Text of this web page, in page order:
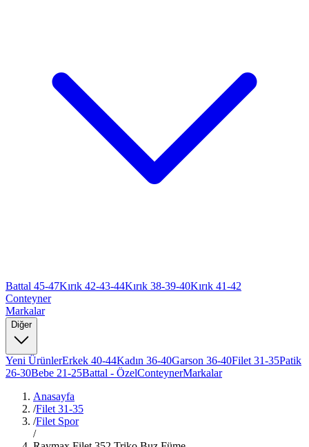
Battal 45-47Kırık 42-43-44Kırık 38-39-40Kırık 41-42
Conteyner
Markalar
Diğer
Yeni ÜrünlerErkek 40-44Kadın 36-40Garson 36-40Filet 31-35Patik
26-30Bebe 21-25Battal - ÖzelConteynerMarkalar
Anasayfa
/Filet 31-35
/Filet Spor
/